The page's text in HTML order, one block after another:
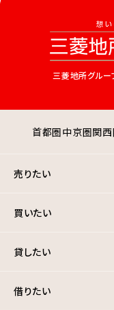
三菱地所グルー
首都圏中京圏関
売りたい
買いたい
貸したい
借りたい